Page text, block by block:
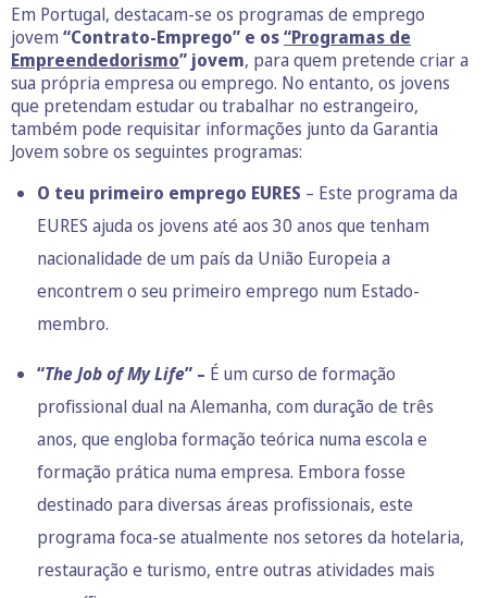
Em Portugal, destacam-se os programas de emprego
jovem “Contrato-Emprego” e os“Programas de
Empreendedorismo” jovem, para quem pretende criar a
sua própria empresa ou emprego. No entanto, os jovens
que pretendam estudar ou trabalhar no estrangeiro,
também pode requisitar informações junto da Garantia
Jovem sobre os seguintes programas:
O teu primeiro emprego EURES – Este programa da
EURES ajuda os jovens até aos 30 anos que tenham
nacionalidade de um país da União Europeia a
encontrem o seu primeiro emprego num Estado-
membro.
“The Job of My Life” – É um curso de formação
profissional dual na Alemanha, com duração de três
anos, que engloba formação teórica numa escola e
formação prática numa empresa. Embora fosse
destinado para diversas áreas profissionais, este
programa foca-se atualmente nos setores da hotelaria,
restauração e turismo, entre outras atividades mais